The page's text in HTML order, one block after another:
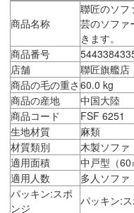
商品名称
聯匠のソフ
芸のソファ
きます。
商品番号
店舗
聯匠旗艦店
商品の毛の重さ 60.0 kg
商品の産地
中国大陸
商品コード
FSF 6251
生地材質
麻類
材質類別
木製ソファ
適用面積
中戸型（60
適用人数
多人ソファ
パッキン:スポ
ンジ
パッキン: